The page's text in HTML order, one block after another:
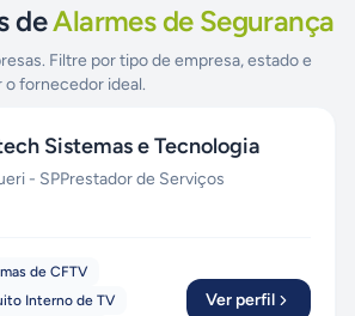
deAlarmes de Segurança
Filtre por tipo de empresa, estado e
fornecedor ideal.
Sistemas e Tecnologia
- SPPrestador de Serviços
de CFTV
Interno de TV
Ver perfil